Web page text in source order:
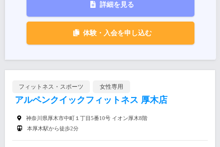
詳細を見る
体験・入会を申し込む
フィットネス・スポーツ 女性専用
アルペンクイックフィットネス 厚木店
神奈川県厚木市中町１丁目5番10号 イオン厚木8階
本厚木駅から徒歩2分